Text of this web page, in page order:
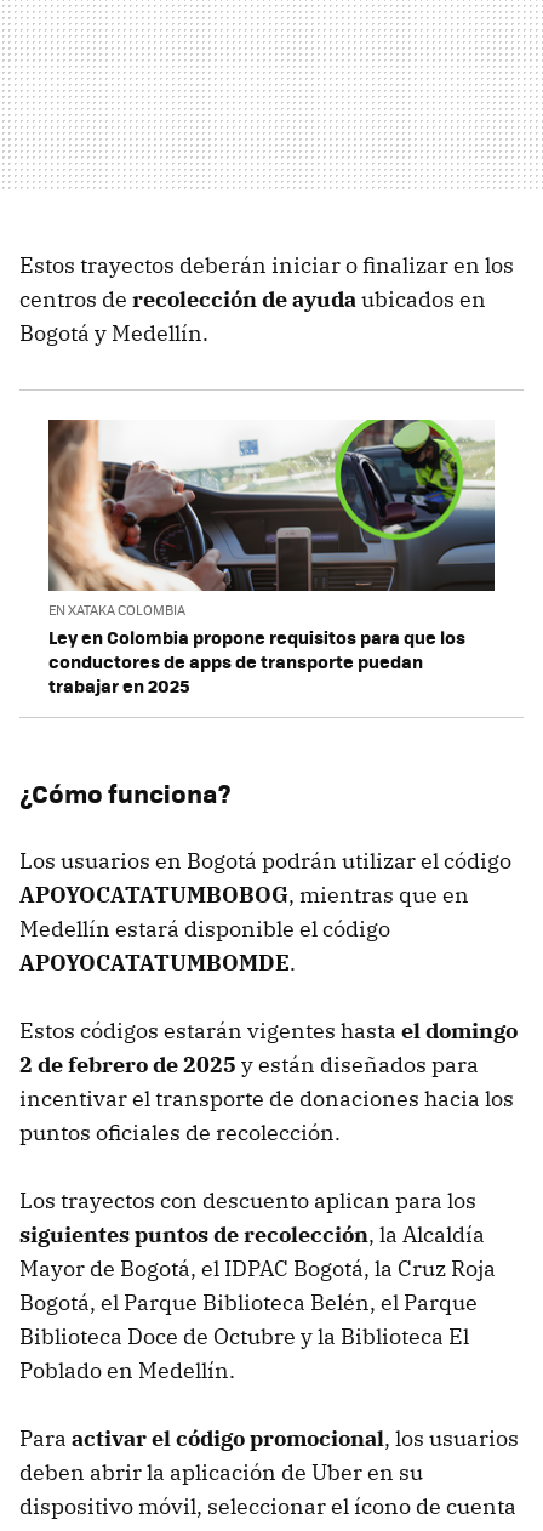
Estos trayectos deberán iniciar o finalizar en los
centros de recolección de ayudaubicados en
Bogotá y Medellín.
EN XATAKA COLOMBIA
Ley en Colombia propone requisitos para que los
conductores de apps de transporte puedan
trabajar en 2025
¿Cómo funciona?
Los usuarios en Bogotá podrán utilizar el código
APOYOCATATUMBOBOG, mientras que en
Medellín estará disponible el código
APOYOCATATUMBOMDE.
Estos códigos estarán vigentes hasta el domingo
2 de febrero de 2025 y están diseñados para
incentivar el transporte de donaciones hacia los
puntos oficiales de recolección.
Los trayectos con descuento aplican para los
siguientes puntos de recolección, la Alcaldía
Mayor de Bogotá, el IDPAC Bogotá, la Cruz Roja
Bogotá, el Parque Biblioteca Belén, el Parque
Biblioteca Doce de Octubre y la Biblioteca El
Poblado en Medellín.
Para activar el código promocional, los usuarios
deben abrir la aplicación de Uber en su
dispositivo móvil, seleccionar el ícono de cuenta